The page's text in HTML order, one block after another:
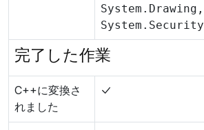
System.Drawing,
System.Security
完了した作業
C++に変換さ
れました